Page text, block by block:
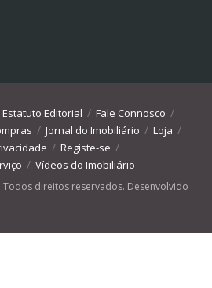
Estatuto Editorial
Fale Connosco
Jornal do Imobiliário
Loja
Registe-se
Vídeos do Imobiliário
. Todos direitos reservados. Desenvolvido